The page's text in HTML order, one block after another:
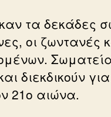
τα δεκάδες
οι ζωντανές
διεκδικούν
21ο αιώνα.